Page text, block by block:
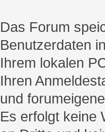
Das Forum
Benutzerdaten
Ihrem lokalen
Ihren
und
Es erfolgt keine